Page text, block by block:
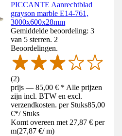
PICCANTE Aanrechtblad
grayson marble E14-761,
3000x600x28mm
Gemiddelde beoordeling: 3
van 5 sterren. 2
Beoordelingen.
(2)
prijs — 85,00 € * Alle prijzen
zijn incl. BTW en excl.
verzendkosten. per Stuks85,00
€*/ Stuks
Komt overeen met 27,87 € per
m(27,87 €/ m)